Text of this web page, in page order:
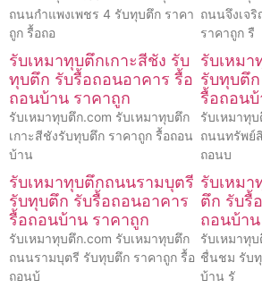
ถนนกำแพงเพชร 4 รับทุบตึก ราคา
ถูก รื้อถอ
ถนนจึงเจ
ราคาถูก รื
รับเหมาทุบตึกเกาะสีชัง รับ
ทุบตึก รับรื้อถอนอาคาร รื้อ
ถอนบ้าน ราคาถูก
รับเหมาทุบตึก.com รับเหมาทุบตึก
เกาะสีชังรับทุบตึก ราคาถูก รื้อถอน
บ้าน
รับเหม
รับทุบตึ
รื้อถอน
รับเหมาทุ
ถนนทรัพย์
ถอนบ
รับเหมาทุบตึกถนนรามบุตรี
รับทุบตึก รับรื้อถอนอาคาร
รื้อถอนบ้าน ราคาถูก
รับเหมาทุบตึก.com รับเหมาทุบตึก
ถนนรามบุตรี รับทุบตึก ราคาถูก รื้อ
ถอนบ้
รับเหม
ตึก รับรื้
ถอนบ้า
รับเหมาทุ
ชื่นชม รับทุ
บ้าน รั